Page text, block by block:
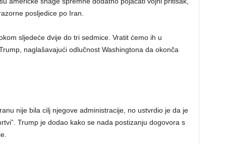
posljedice po Iran.
sljedeće dvije do tri sedmice. Vratit ćemo ih u
naglašavajući odlučnost Washingtona da okonča
nije bila cilj njegove administracije, no ustvrdio je da je
Trump je dodao kako se nada postizanju dogovora s